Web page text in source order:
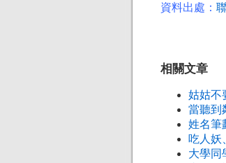
資料出處：
相關文章
姑姑不
當聽到
姓名筆
吃人妖
大學同